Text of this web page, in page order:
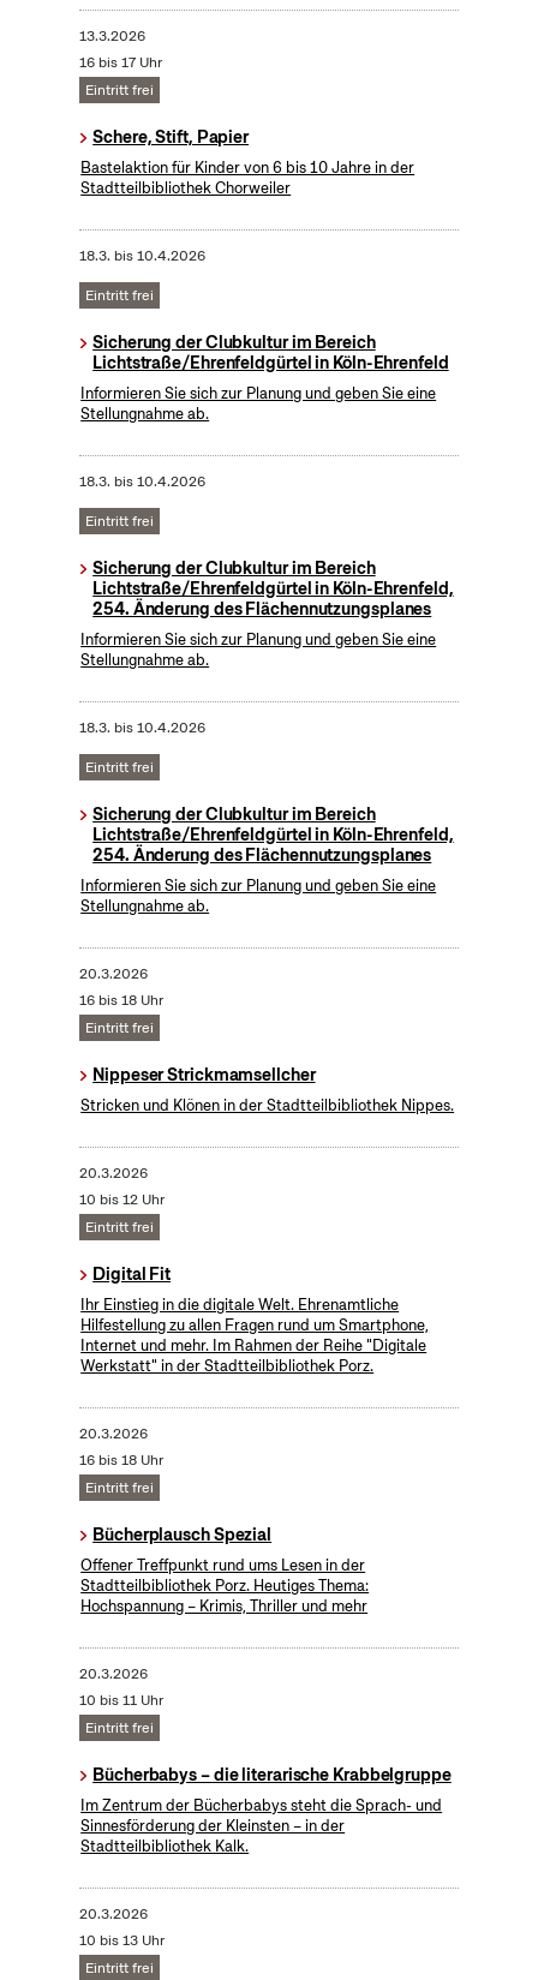
13.3.2026
16 bis 17 Uhr
Eintritt frei
Schere, Stift, Papier
Bastelaktion für Kinder von 6 bis 10 Jahre in der
Stadtteilbibliothek Chorweiler
18.3. bis10.4.2026
Eintritt frei
Sicherung der Clubkultur im Bereich
Lichtstraße/Ehrenfeldgürtel in Köln-Ehrenfeld
Informieren Sie sich zur Planung und geben Sie eine
Stellungnahme ab.
18.3. bis10.4.2026
Eintritt frei
Sicherung der Clubkultur im Bereich
Lichtstraße/Ehrenfeldgürtel in Köln-Ehrenfeld,
254. Änderung des Flächennutzungsplanes
Informieren Sie sich zur Planung und geben Sie eine
Stellungnahme ab.
18.3. bis10.4.2026
Eintritt frei
Sicherung der Clubkultur im Bereich
Lichtstraße/Ehrenfeldgürtel in Köln-Ehrenfeld,
254. Änderung des Flächennutzungsplanes
Informieren Sie sich zur Planung und geben Sie eine
Stellungnahme ab.
20.3.2026
16 bis 18 Uhr
Eintritt frei
Nippeser Strickmamsellcher
Stricken und Klönen in der Stadtteilbibliothek Nippes.
20.3.2026
10 bis 12 Uhr
Eintritt frei
Digital Fit
Ihr Einstieg in die digitale Welt. Ehrenamtliche
Hilfestellung zu allen Fragen rund um Smartphone,
Internet und mehr. Im Rahmen der Reihe "Digitale
Werkstatt" in der Stadtteilbibliothek Porz.
20.3.2026
16 bis 18 Uhr
Eintritt frei
Bücherplausch Spezial
Offener Treffpunkt rund ums Lesen in der
Stadtteilbibliothek Porz. Heutiges Thema:
Hochspannung – Krimis, Thriller und mehr
20.3.2026
10 bis 11 Uhr
Eintritt frei
Bücherbabys – die literarische Krabbelgruppe
Im Zentrum der Bücherbabys steht die Sprach- und
Sinnesförderung der Kleinsten – in der
Stadtteilbibliothek Kalk.
20.3.2026
10 bis 13 Uhr
Eintritt frei